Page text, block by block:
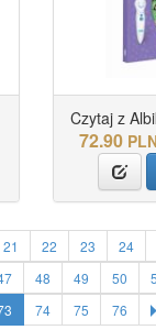
Czytaj z
72.90
21 22 23 24
48 49 50
74 75 76